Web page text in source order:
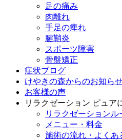
足の痛み
肉離れ
手足の痺れ
腱鞘炎
スポーツ障害
骨盤矯正
症状ブログ
けやきの森からのお知ら
お客様の声
リラクゼーション ピュア
リラクゼーションル
メニュー・料金
施術の流れ・よくあ